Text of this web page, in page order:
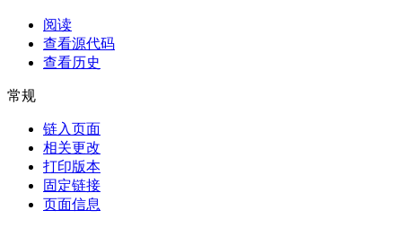
阅读
查看源代码
查看历史
常规
链入页面
相关更改
打印版本
固定链接
页面信息